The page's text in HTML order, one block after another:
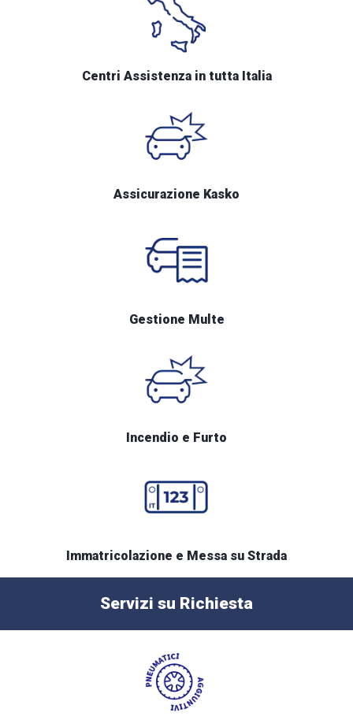
Centri Assistenza in tutta Italia
Assicurazione Kasko
Gestione Multe
Incendio e Furto
Immatricolazione e Messa su Strada
Servizi su Richiesta